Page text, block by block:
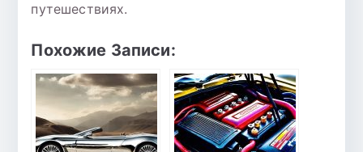
путешествиях.
Похожие Записи: